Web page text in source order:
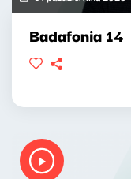
Badafonia 14